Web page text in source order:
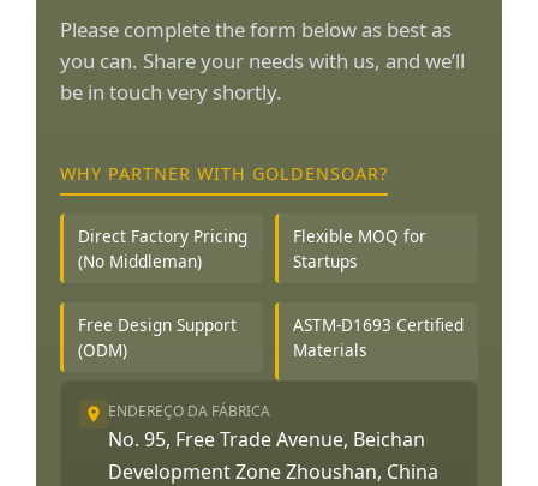
Please complete the form below as best as
you can. Share your needs with us, and we’ll
be in touch very shortly.
WHY PARTNER WITH GOLDENSOAR?
Direct Factory Pricing
(No Middleman)
Flexible MOQ for
Startups
Free Design Support
(ODM)
ASTM-D1693 Certified
Materials
ENDEREÇO DA FÁBRICA
No. 95, Free Trade Avenue, Beichan
Development Zone Zhoushan, China